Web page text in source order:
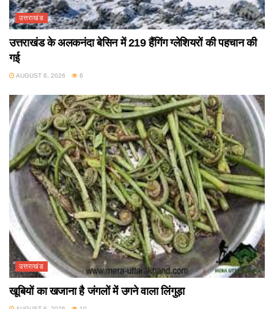
उत्तराखंड
उत्तराखंड के अलकनंदा बेसिन में 219 हैंगिंग ग्लेशियरों की पहचान की
गई
AUGUST 6, 2026 6
उत्तराखंड
खूबियों का खजाना है जंगलों में उगने वाला लिंगुड़ा